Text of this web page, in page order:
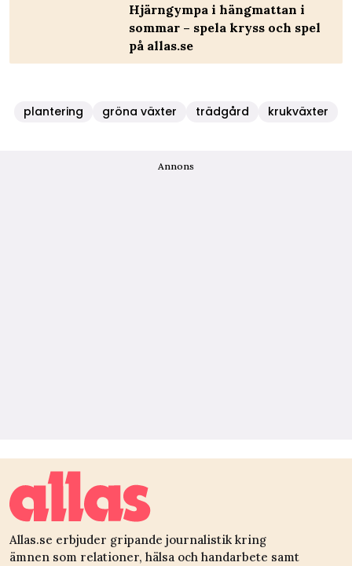
Hjärngympa i hängmattan i
sommar – spela kryss och spel
på allas.se
plantering gröna växter trädgård krukväxter
Annons
Allas.se erbjuder gripande journalistik kring
ämnen som relationer, hälsa och handarbete samt